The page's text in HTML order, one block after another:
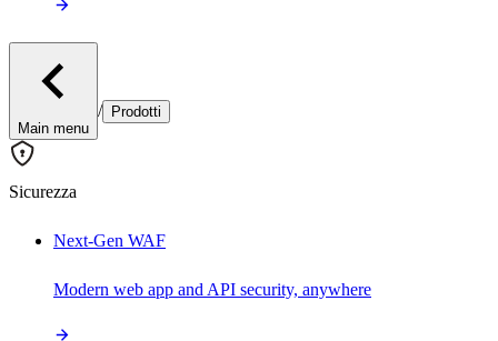
Main menu
/ Prodotti
Sicurezza
Next-Gen WAF
Modern web app and API security, anywhere